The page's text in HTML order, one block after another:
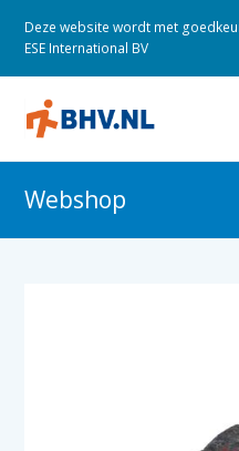
Deze website wordt met
ESE International BV
Webshop